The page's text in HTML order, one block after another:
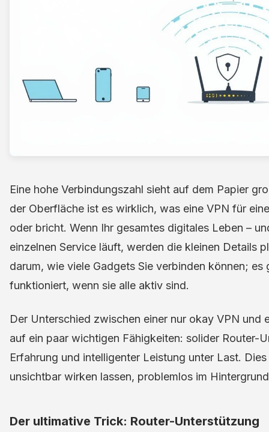
Eine hohe Verbindungszahl sieht auf dem Papier
der Oberfläche ist es wirklich, was eine VPN für
oder bricht. Wenn Ihr gesamtes digitales Leben –
einzelnen Service läuft, werden die kleinen Details
darum, wie viele Gadgets Sie verbinden können;
funktioniert, wenn sie alle aktiv sind.
Der Unterschied zwischen einer nur okay VPN und
auf ein paar wichtigen Fähigkeiten: solider Router-
Erfahrung und intelligenter Leistung unter Last.
unsichtbar wirken lassen, problemlos im
Der ultimative Trick: Router-Unterstützung